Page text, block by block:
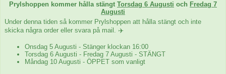
Prylshoppen kommer hålla stängt Torsdag 6 Augusti och Fredag 7
Augusti
Under denna tiden så kommer Prylshoppen att hålla stängt och inte
skicka några order eller svara på mail. ✈️
Onsdag 5 Augusti - Stänger klockan 16:00
Torsdag 6 Augusti - Fredag 7 Augusti - STÄNGT
Måndag 10 Augusti - ÖPPET som vanligt